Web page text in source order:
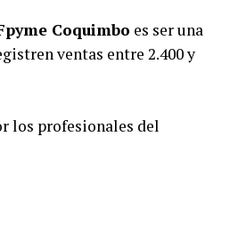
Coquimbo es ser una
ventas entre 2.400 y
los profesionales del